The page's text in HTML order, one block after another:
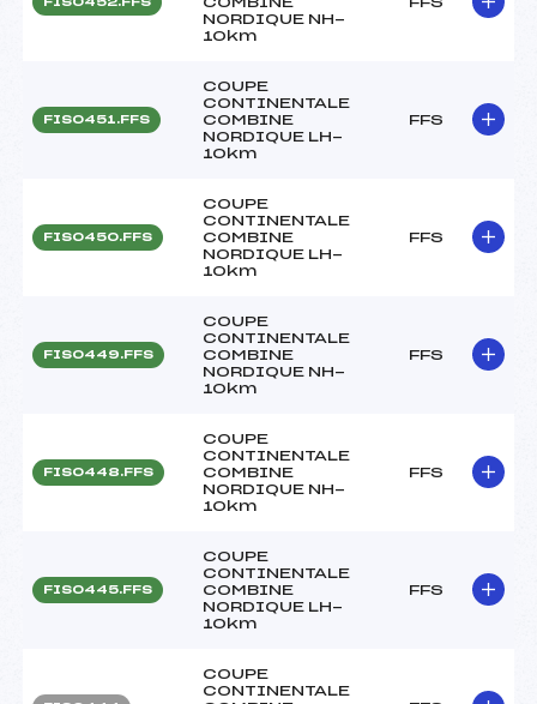
NORDIQUE NH-
10km
FIS0451.FFS
COUPE
CONTINENTALE
COMBINE
NORDIQUE LH-
10km
FFS
FIS0450.FFS
COUPE
CONTINENTALE
COMBINE
NORDIQUE LH-
10km
FFS
FIS0449.FFS
COUPE
CONTINENTALE
COMBINE
NORDIQUE NH-
10km
FFS
FIS0448.FFS
COUPE
CONTINENTALE
COMBINE
NORDIQUE NH-
10km
FFS
FIS0445.FFS
COUPE
CONTINENTALE
COMBINE
NORDIQUE LH-
10km
FFS
COUPE
CONTINENTALE